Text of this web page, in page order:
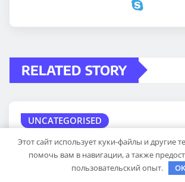
RELATED STORY
UNCATEGORISED
особенности проявления
абсцедирующего
Этот сайт использует куки-файлы и другие
помочь вам в навигации, а также
пользовательский опыт.
OK